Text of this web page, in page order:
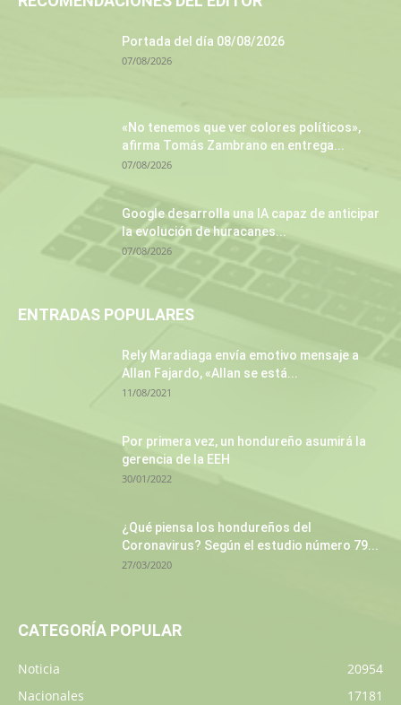
Portada del día 08/08/2026
07/08/2026
«No tenemos que ver colores políticos»,
afirma Tomás Zambrano en entrega...
07/08/2026
Google desarrolla una IA capaz de anticipar
la evolución de huracanes...
07/08/2026
ENTRADAS POPULARES
Rely Maradiaga envía emotivo mensaje a
Allan Fajardo, «Allan se está...
11/08/2021
Por primera vez, un hondureño asumirá la
gerencia de la EEH
30/01/2022
¿Qué piensa los hondureños del
Coronavirus? Según el estudio número 79...
27/03/2020
CATEGORÍA POPULAR
Noticia
20954
Nacionales
17181